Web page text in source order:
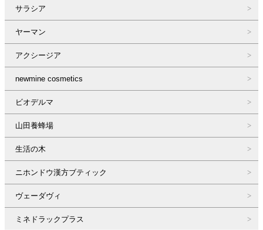
サラシア
ヤーマン
アクシージア
newmine cosmetics
ビオデルマ
山田養蜂場
生活の木
ニホンドウ漢方ブティック
ヴェーダヴィ
ミネドラックプラス